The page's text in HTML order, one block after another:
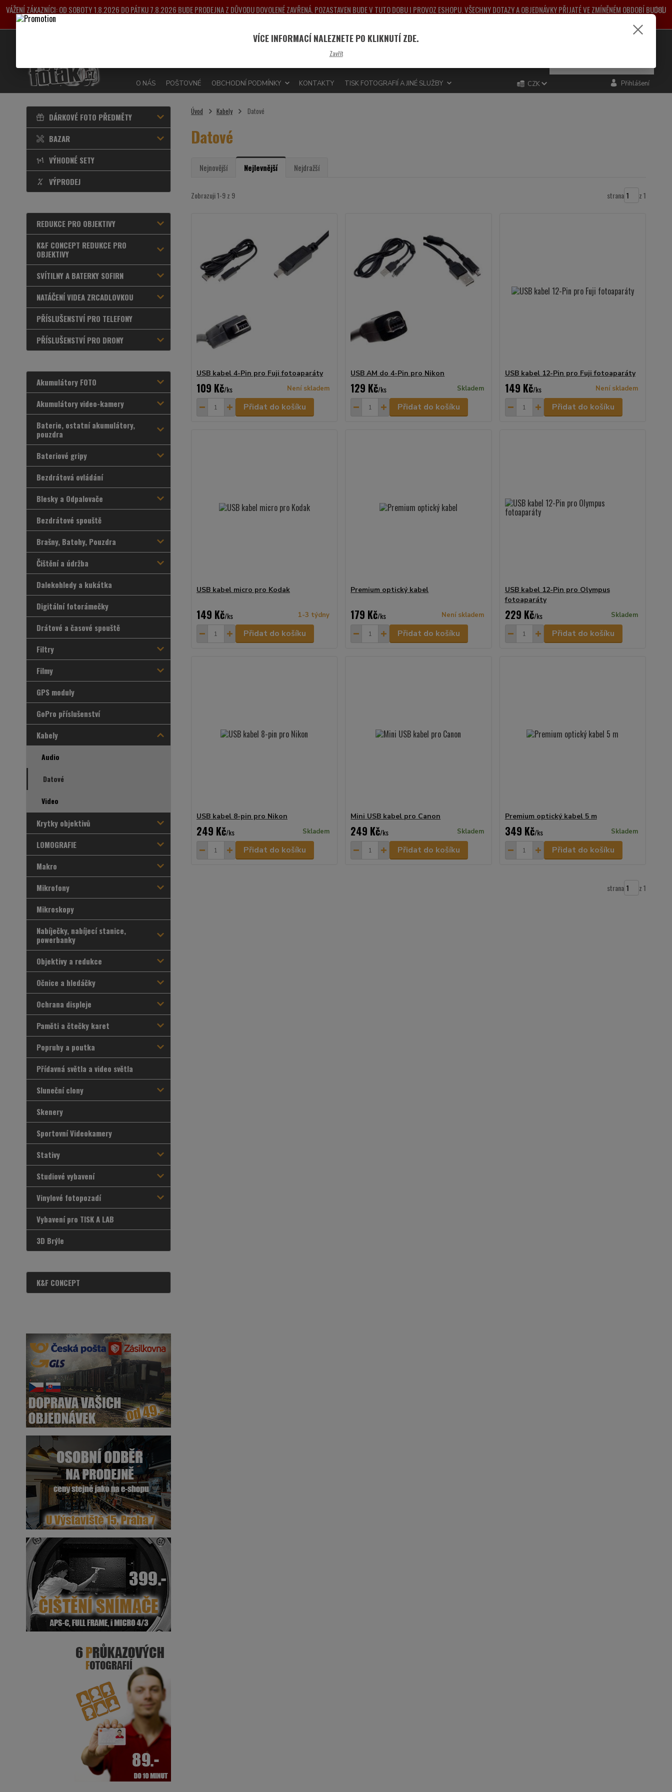
VÁŽENÍ ZÁKAZNÍCI: OD SOBOTY 1.8.2026 DO PÁTKU 7.8.2026 BUDE PRODEJNA Z DŮVODU DOVOLENÉ ZAVŘENÁ. POZASTAVEN BUDE V TUTO DOBU I PROVOZ ESHOPU. VŠECHNY DOTAZY A OBJEDNÁVKY PŘIJATÉ VE ZMÍNĚNÉM OBDOBÍ BUDOU
O NÁS POŠTOVNÉ OBCHODNÍ PODMÍNKY KONTAKTY TISK FOTOGRAFIÍ A JINÉ SLUŽBY CZK Přihlášení
DÁRKOVÉ FOTO PŘEDMĚTY
BAZAR
VÝHODNÉ SETY
VÝPRODEJ
REDUKCE PRO OBJEKTIVY
K&F CONCEPT REDUKCE PRO
OBJEKTIVY
SVÍTILNY A BATERKY SOFIRN
NATÁČENÍ VIDEA ZRCADLOVKOU
PŘÍSLUŠENSTVÍ PRO TELEFONY
PŘÍSLUŠENSTVÍ PRO DRONY
Akumulátory FOTO
Akumulátory video-kamery
Baterie, ostatní akumulátory,
pouzdra
Bateriové gripy
Bezdrátová ovládání
Blesky a Odpalovače
Bezdrátové spouště
Brašny, Batohy, Pouzdra
Čištění a údržba
Dalekohledy a kukátka
Digitální fotorámečky
Drátové a časové spouště
Filtry
Filmy
GPS moduly
GoPro příslušenství
Kabely
Audio
Datové
Video
Krytky objektivů
LOMOGRAFIE
Makro
Mikrofony
Mikroskopy
Nabíječky, nabíjecí stanice,
powerbanky
Objektivy a redukce
Očnice a hledáčky
Ochrana displeje
Paměti a čtečky karet
Popruhy a poutka
Přídavná světla a video světla
Sluneční clony
Skenery
Sportovní Videokamery
Stativy
Studiové vybavení
Vinylové fotopozadí
Vybavení pro TISK A LAB
3D Brýle
K&F CONCEPT
Úvod Kabely Datové
Datové
Nejnovější Nejlevnější Nejdražší
Zobrazuji 1-9 z 9 strana z 1
USB kabel 4-Pin pro Fuji fotoaparáty
109 Kč/ks Není skladem
Přidat do košíku
USB AM do 4-Pin pro Nikon
129 Kč/ks Skladem
Přidat do košíku
USB kabel 12-Pin pro Fuji fotoaparáty
149 Kč/ks Není skladem
Přidat do košíku
USB kabel micro pro Kodak
149 Kč/ks 1-3 týdny
Přidat do košíku
Premium optický kabel
179 Kč/ks Není skladem
Přidat do košíku
USB kabel 12-Pin pro Olympus
fotoaparáty
229 Kč/ks Skladem
Přidat do košíku
USB kabel 8-pin pro Nikon
249 Kč/ks Skladem
Přidat do košíku
Mini USB kabel pro Canon
249 Kč/ks Skladem
Přidat do košíku
Premium optický kabel 5 m
349 Kč/ks Skladem
Přidat do košíku
strana z 1
VÍCE INFORMACÍ NALEZNETE PO KLIKNUTÍ ZDE.
Zavřít